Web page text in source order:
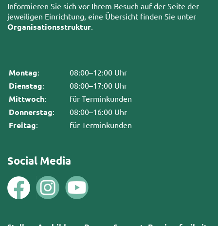
Informieren Sie sich vor Ihrem Besuch auf der Seite der
jeweiligen Einrichtung, eine Übersicht finden Sie unter
Organisationsstruktur.
Montag: 08:00–12:00 Uhr
Dienstag: 08:00–17:00 Uhr
Mittwoch: für Terminkunden
Donnerstag: 08:00–16:00 Uhr
Freitag: für Terminkunden
Social Media